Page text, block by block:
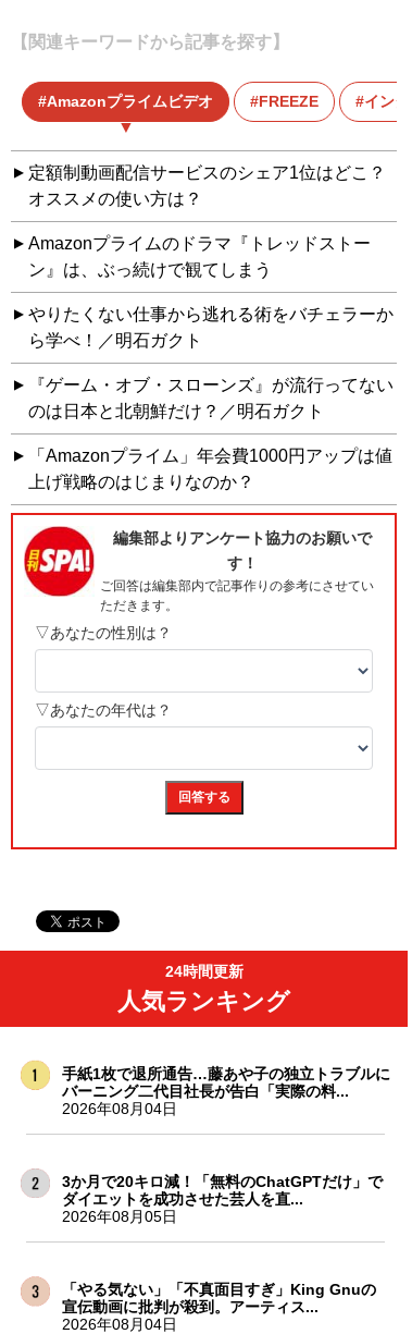
【関連キーワードから記事を探す】
Amazonプライムビデオ FREEZE インタ
定額制動画配信サービスのシェア1位はどこ？
オススメの使い方は？
Amazonプライムのドラマ『トレッドストー
ン』は、ぶっ続けで観てしまう
やりたくない仕事から逃れる術をバチェラーか
ら学べ！／明石ガクト
『ゲーム・オブ・スローンズ』が流行ってない
のは日本と北朝鮮だけ？／明石ガクト
「Amazonプライム」年会費1000円アップは値
上げ戦略のはじまりなのか？
24時間更新
人気ランキング
手紙1枚で退所通告…藤あや子の独立トラブルに
バーニング二代目社長が告白「実際の料...
2026年08月04日
3か月で20キロ減！「無料のChatGPTだけ」で
ダイエットを成功させた芸人を直...
2026年08月05日
「やる気ない」「不真面目すぎ」King Gnuの
宣伝動画に批判が殺到。アーティス...
2026年08月04日